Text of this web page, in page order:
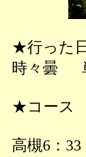
★行っ
時々曇
★コース
高槻6：